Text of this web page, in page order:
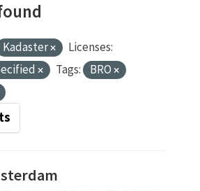
Kadaster
Licenses:
Tags:
BRO